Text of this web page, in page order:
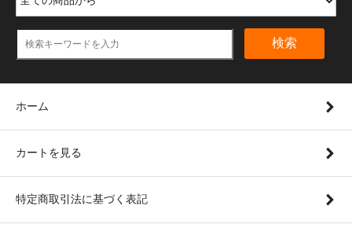
検索
ホーム
カートを見る
特定商取引法に基づく表記